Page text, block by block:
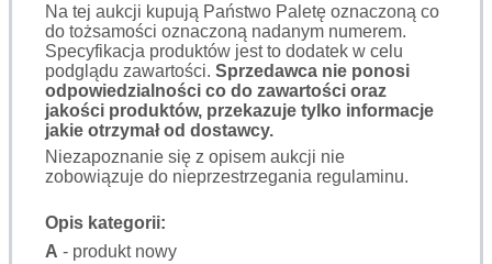
Na tej aukcji kupują Państwo Paletę oznaczoną co
do tożsamości oznaczoną nadanym numerem.
Specyfikacja produktów jest to dodatek w celu
podglądu zawartości. Sprzedawca nie ponosi
odpowiedzialności co do zawartości oraz
jakości produktów, przekazuje tylko informacje
jakie otrzymał od dostawcy.
Niezapoznanie się z opisem aukcji nie
zobowiązuje do nieprzestrzegania regulaminu.
Opis kategorii:
A - produkt nowy